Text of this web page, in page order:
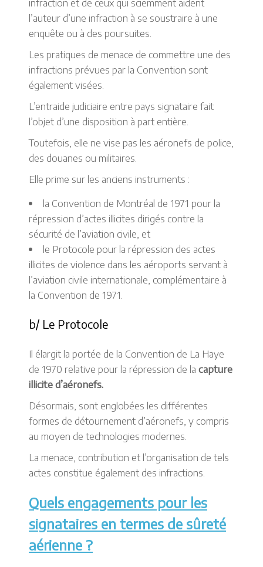
l’auteur d’une infraction à se soustraire à une
enquête ou à des poursuites.
Les pratiques de menace de commettre une des
infractions prévues par la Convention sont
également visées.
L’entraide judiciaire entre pays signataire fait
l’objet d’une disposition à part entière.
Toutefois, elle ne vise pas les aéronefs de police,
des douanes ou militaires.
Elle prime sur les anciens instruments :
la Convention de Montréal de 1971 pour la
répression d’actes illicites dirigés contre la
sécurité de l’aviation civile, et
le Protocole pour la répression des actes
illicites de violence dans les aéroports servant à
l’aviation civile internationale, complémentaire à
la Convention de 1971.
b/ Le Protocole
Il élargit la portée de la Convention de La Haye
de 1970 relative pour la répression de la capture
illicite d’aéronefs.
Désormais, sont englobées les différentes
formes de détournement d’aéronefs, y compris
au moyen de technologies modernes.
La menace, contribution et l’organisation de tels
actes constitue également des infractions.
Quels engagements pour les
signataires en termes de sûreté
aérienne ?